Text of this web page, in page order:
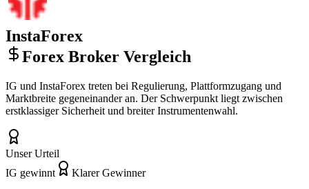
InstaForex
Forex Broker Vergleich
IG und InstaForex treten bei Regulierung, Plattformzugang und
Marktbreite gegeneinander an. Der Schwerpunkt liegt zwischen
erstklassiger Sicherheit und breiter Instrumentenwahl.
Unser Urteil
IG gewinnt
Klarer Gewinner